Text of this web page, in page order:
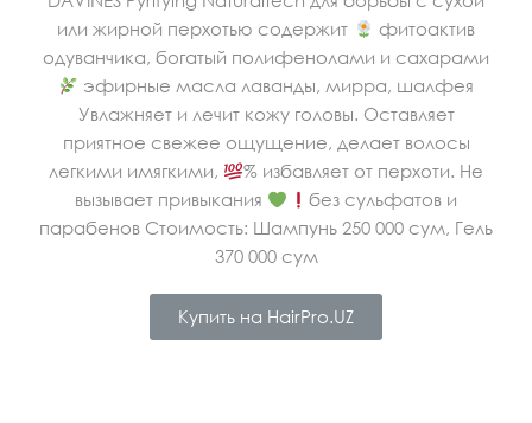
или жирной перхотью содержит
фитоактив
одуванчика, богатый полифенолами и сахарами
эфирные масла лаванды, мирра, шалфея
Увлажняет и лечит кожу головы. Оставляет
приятное свежее ощущение, делает волосы
легкими имягкими,
% избавляет от перхоти. Не
вызывает привыкания
без сульфатов и
парабенов Стоимость: Шампунь 250 000 сум, Гель
370 000 сум
Купить на HairPro.UZ